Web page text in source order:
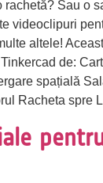
rachetă? Sau o
videoclipuri
altele!
de:
spațială
Racheta spre